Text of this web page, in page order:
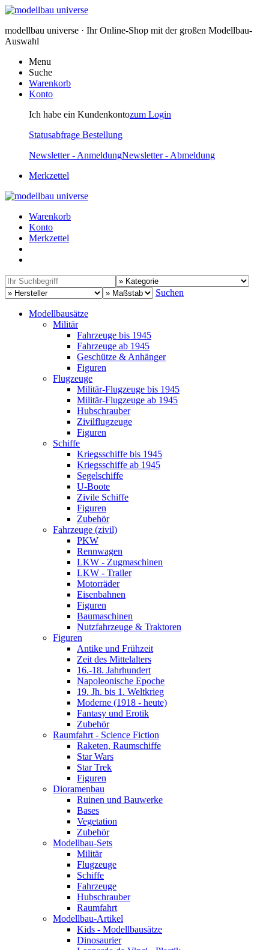
modellbau universe · Ihr Online-Shop mit der großen Modellbau-
Auswahl
Menu
Suche
Warenkorb
Konto
Ich habe ein Kundenkontozum Login
Statusabfrage Bestellung
Newsletter - AnmeldungNewsletter - Abmeldung
Merkzettel
Warenkorb
Konto
Merkzettel
Suchen
Modellbausätze
Militär
Fahrzeuge bis 1945
Fahrzeuge ab 1945
Geschütze & Anhänger
Figuren
Flugzeuge
Militär-Flugzeuge bis 1945
Militär-Flugzeuge ab 1945
Hubschrauber
Zivilflugzeuge
Figuren
Schiffe
Kriegsschiffe bis 1945
Kriegsschiffe ab 1945
Segelschiffe
U-Boote
Zivile Schiffe
Figuren
Zubehör
Fahrzeuge (zivil)
PKW
Rennwagen
LKW - Zugmaschinen
LKW - Trailer
Motorräder
Eisenbahnen
Figuren
Baumaschinen
Nutzfahrzeuge & Traktoren
Figuren
Antike und Frühzeit
Zeit des Mittelalters
16.-18. Jahrhundert
Napoleonische Epoche
19. Jh. bis 1. Weltkrieg
Moderne (1918 - heute)
Fantasy und Erotik
Zubehör
Raumfahrt - Science Fiction
Raketen, Raumschiffe
Star Wars
Star Trek
Figuren
Dioramenbau
Ruinen und Bauwerke
Bases
Vegetation
Zubehör
Modellbau-Sets
Militär
Flugzeuge
Schiffe
Fahrzeuge
Hubschrauber
Raumfahrt
Modellbau-Artikel
Kids - Modellbausätze
Dinosaurier